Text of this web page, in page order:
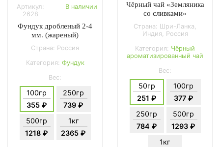
Артикул:
2628
В наличии
Фундук дробленый 2-4
мм. (жареный)
Страна: Россия
Категория: Фундук
Вес:
100гр
355 ₽
250гр
739 ₽
500гр
1218 ₽
1кг
2365 ₽
Чёрный чай «Земляника
со сливками»
Страна: Шри-Ланка,
Индия, Россия
Категория: Чёрный
ароматизированный чай
Вес:
50гр
251 ₽
100гр
377 ₽
250гр
784 ₽
500гр
1293 ₽
1кг